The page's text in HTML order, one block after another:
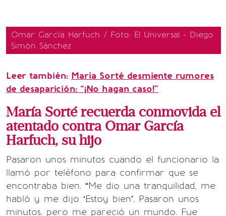
Omar García Harfuch / Foto: El Universal - Diego
Simón Sánchez
Leer también: María Sorté desmiente rumores
de desaparición: “¡No hagan caso!”
María Sorté recuerda conmovida el
atentado contra Omar García
Harfuch, su hijo
Pasaron unos minutos cuando el funcionario la
llamó por teléfono para confirmar que se
encontraba bien. “Me dio una tranquilidad, me
habló y me dijo ‘Estoy bien’. Pasaron unos
minutos, pero me pareció un mundo. Fue